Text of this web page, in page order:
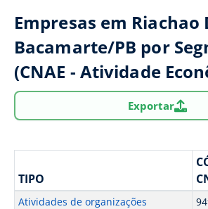
Empresas em Riachao
Bacamarte/PB por
(CNAE - Atividade
Exportar
TIPO
Atividades de organizações